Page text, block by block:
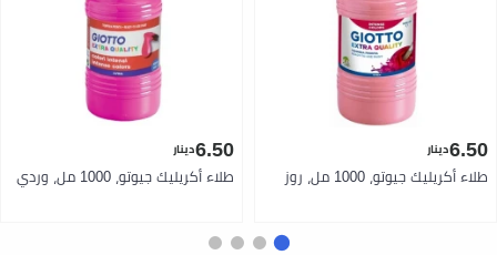
6.50دينار
طلاء أكريليك جيوتو، 1000 مل، روز
6.50دينار
طلاء أكريليك جيوتو، 1000 مل، وردي